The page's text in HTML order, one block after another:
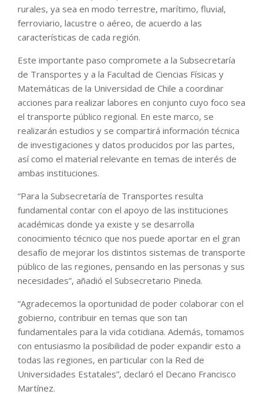
rurales, ya sea en modo terrestre, marítimo, fluvial,
ferroviario, lacustre o aéreo, de acuerdo a las
características de cada región.
Este importante paso compromete a la Subsecretaría
de Transportes y a la Facultad de Ciencias Físicas y
Matemáticas de la Universidad de Chile a coordinar
acciones para realizar labores en conjunto cuyo foco sea
el transporte público regional. En este marco, se
realizarán estudios y se compartirá información técnica
de investigaciones y datos producidos por las partes,
así como el material relevante en temas de interés de
ambas instituciones.
“Para la Subsecretaría de Transportes resulta
fundamental contar con el apoyo de las instituciones
académicas donde ya existe y se desarrolla
conocimiento técnico que nos puede aportar en el gran
desafío de mejorar los distintos sistemas de transporte
público de las regiones, pensando en las personas y sus
necesidades”, añadió el Subsecretario Pineda.
“Agradecemos la oportunidad de poder colaborar con el
gobierno, contribuir en temas que son tan
fundamentales para la vida cotidiana. Además, tomamos
con entusiasmo la posibilidad de poder expandir esto a
todas las regiones, en particular con la Red de
Universidades Estatales”, declaró el Decano Francisco
Martínez.